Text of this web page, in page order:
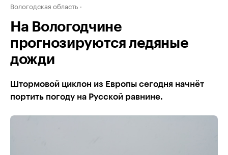
Вологодская область
На Вологодчине
прогнозируются ледяные
дожди
Штормовой циклон из Европы сегодня начнёт
портить погоду на Русской равнине.